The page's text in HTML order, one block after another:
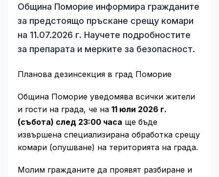
Община Поморие информира гражданите
за предстоящо пръскане срещу комари
на 11.07.2026 г. Научете подробностите
за препарата и мерките за безопасност.
Планова дезинсекция в град Поморие
Община Поморие уведомява всички жители
и гости на града, че на 11 юли 2026 г.
(събота) след 23:00 часа ще бъде
извършена специализирана обработка срещу
комари (опушване) на територията на града.
Молим гражданите да проявят разбиране и